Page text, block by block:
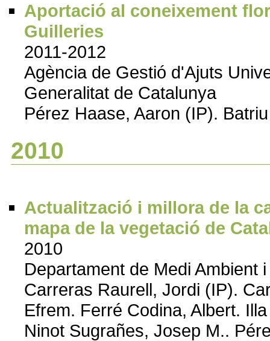
Aportació al coneixement
Guilleries
2011-2012
Agència de Gestió d'Ajuts
Generalitat de Catalunya
Pérez Haase, Aaron (IP).
2010
Actualització i millora de la
mapa de la vegetació de
2010
Departament de Medi Ambient
Carreras Raurell, Jordi (IP).
Efrem. Ferré Codina, Albert.
Ninot Sugrañes, Josep M..